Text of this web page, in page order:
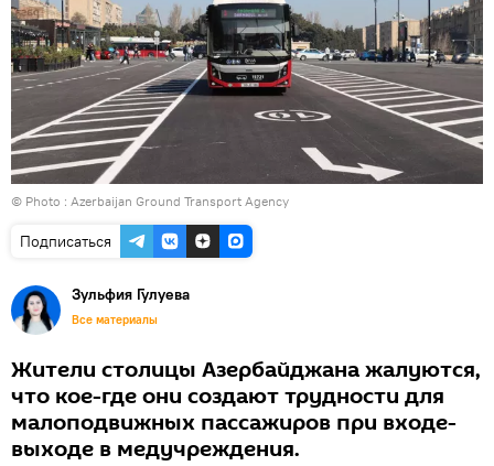
© Photo : Azerbaijan Ground Transport Agency
Подписаться
Зульфия Гулуева
Все материалы
Жители столицы Азербайджана жалуются,
что кое-где они создают трудности для
малоподвижных пассажиров при входе-
выходе в медучреждения.